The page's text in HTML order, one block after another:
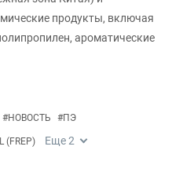
продукты, включая
ароматические
#НОВОСТЬ #ПЭ
(FREP) Еще2